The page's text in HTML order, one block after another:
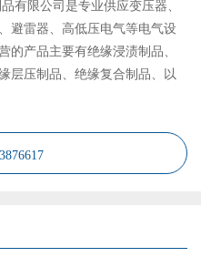
有限公司是专业供应变压器、
避雷器、高低压电气等电气设
的产品主要有绝缘浸渍制品、
层压制品、绝缘复合制品、以